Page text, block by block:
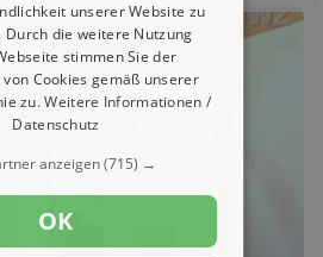
unserer Website zu
Durch die weitere Nutzung
stimmen Sie der
Cookies gemäß unserer
zu.Weitere Informationen /
Datenschutz
anzeigen(715) →
OK